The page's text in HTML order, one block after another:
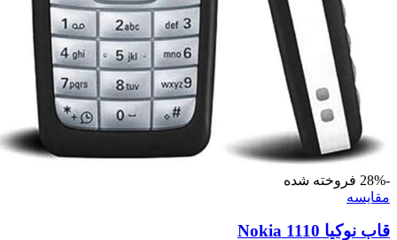
-28%
فروخته شده
مقايسه
قاب نوکیا Nokia 1110